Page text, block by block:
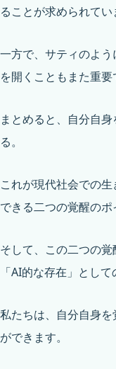
ることが求められてい
一方で、サティのよ
を開くこともまた重要
まとめると、自分自
る。
これが現代社会での
できる二つの覚醒のポ
そして、この二つの
「AI的な存在」とし
私たちは、自分自身
ができます。